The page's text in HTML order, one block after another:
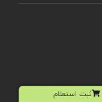
ثبت استعلام